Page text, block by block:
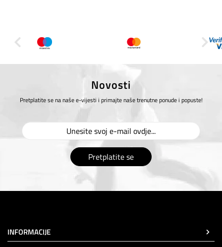
Novosti
Pretplatite se na naše e-vijesti i primajte naše trenutne ponude i popuste!
Pretplatite se
INFORMACIJE